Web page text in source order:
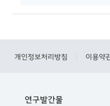
개인정보처리방침 이용약
연구발간물